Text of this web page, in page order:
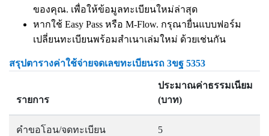
ของคุณ. เพื่อให้ข้อมูลทะเบียนใหม่ล่าสุด
หากใช้ Easy Pass หรือ M-Flow. กรุณายื่นแบบฟอร์ม
เปลี่ยนทะเบียนพร้อมสำเนาเล่มใหม่ ด้วยเช่นกัน
สรุปตารางค่าใช้จ่ายจดเลขทะเบียนรถ 3ขฐ 5353
รายการ
ประมาณค่าธรรมเนียม
(บาท)
คำขอโอน/จดทะเบียน 5